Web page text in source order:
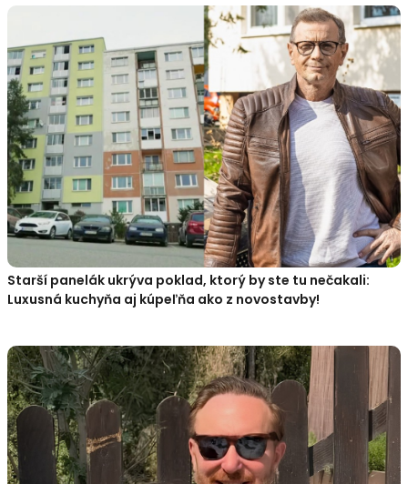
Starší panelák ukrýva poklad, ktorý by ste tu nečakali:
Luxusná kuchyňa aj kúpeľňa ako z novostavby!